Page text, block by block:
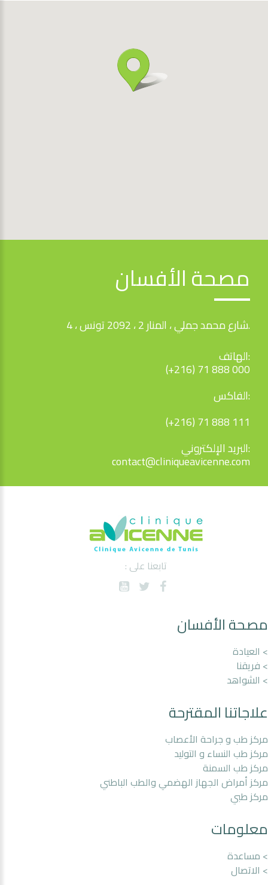
مصحة الأفسان
4 ، شارع محمد جملي ، المنار 2 ، 2092 تونس.
الهاتف:
(+216) 71 888 000
الفاكس:
(+216) 71 888 111
البريد الإلكتروني:
contact@cliniqueavicenne.com
تابعنا على :
مصحة الأفسان
> العيادة
> فريقنا
> الشواهد
علاجاتنا المقترحة
مركز طب و جراحة الأعصاب
مركز طب النساء و التوليد
مركز طب السمنة
مركز أمراض الجهاز الهضمي والطب الباطني
مركز طبي
معلومات
> مساعدة
> الاتصال